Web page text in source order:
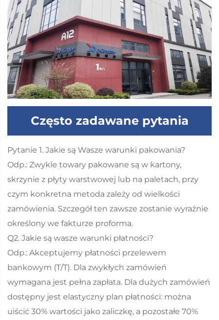
Często zadawane pytania
Pytanie 1. Jakie są Wasze warunki pakowania?
Odp.: Zwykle towary pakowane są w kartony,
skrzynie z płyty warstwowej lub na paletach, przy
czym konkretna metoda zależy od wielkości
zamówienia. Szczegół ten zawsze zostanie wyraźnie
określony we fakturze proforma.
Q2. Jakie są wasze warunki płatności?
Odp.: Akceptujemy płatności przelewem
bankowym (T/T). Dla zwykłych zamówień
wymagana jest pełna zapłata. Dla dużych zamówień
dostępny jest elastyczny plan płatności: można
uiścić 30% wartości jako zaliczkę, a pozostałe 70%